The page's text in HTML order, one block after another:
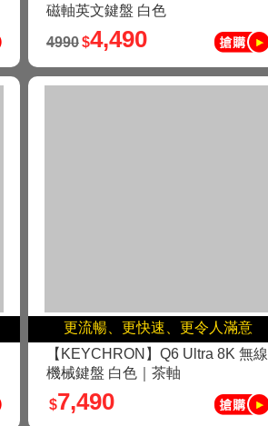
磁軸英文鍵盤 白色
4990$4,490
更流暢、更快速、更令人滿意
【KEYCHRON】Q6 Ultra 8K 無線
機械鍵盤 白色｜茶軸
$7,490